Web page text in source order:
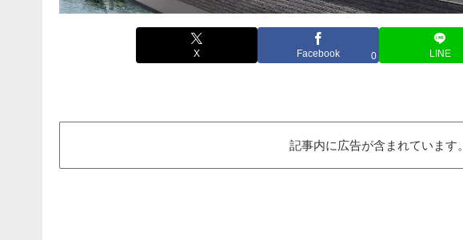
X Facebook 0 LINE
記事内に広告が含まれています。